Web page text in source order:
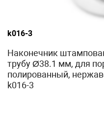
k016-3
Наконечник
трубу Ø38.1 мм, для
полированный,
k016-3